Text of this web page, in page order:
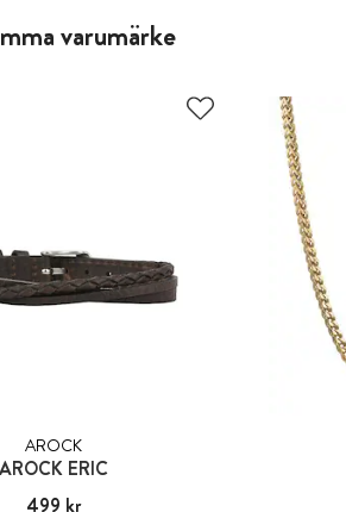
varumärke
AROCK
AROCK ERIC
Pris:499 kr
499 kr